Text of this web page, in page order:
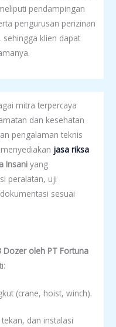
pendampingan
pengurusan perizinan
sehingga klien dapat
mitra terpercaya
dan kesehatan
pengalaman teknis
jasa riksa
Insani yang
peralatan, uji
sesuai
Dozer oleh PT Fortuna
(crane, hoist, winch).
dan instalasi